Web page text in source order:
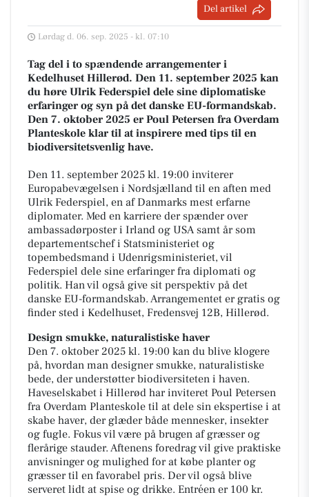
Del artikel
Lørdag d. 06. sep. 2025 - kl. 07:10
Tag del i to spændende arrangementer i
Kedelhuset Hillerød. Den 11. september 2025 kan
du høre Ulrik Federspiel dele sine diplomatiske
erfaringer og syn på det danske EU-formandskab.
Den 7. oktober 2025 er Poul Petersen fra Overdam
Planteskole klar til at inspirere med tips til en
biodiversitetsvenlig have.
Den 11. september 2025 kl. 19:00 inviterer
Europabevægelsen i Nordsjælland til en aften med
Ulrik Federspiel, en af Danmarks mest erfarne
diplomater. Med en karriere der spænder over
ambassadørposter i Irland og USA samt år som
departementschef i Statsministeriet og
topembedsmand i Udenrigsministeriet, vil
Federspiel dele sine erfaringer fra diplomati og
politik. Han vil også give sit perspektiv på det
danske EU-formandskab. Arrangementet er gratis og
finder sted i Kedelhuset, Fredensvej 12B, Hillerød.
Design smukke, naturalistiske haver
Den 7. oktober 2025 kl. 19:00 kan du blive klogere
på, hvordan man designer smukke, naturalistiske
bede, der understøtter biodiversiteten i haven.
Haveselskabet i Hillerød har inviteret Poul Petersen
fra Overdam Planteskole til at dele sin ekspertise i at
skabe haver, der glæder både mennesker, insekter
og fugle. Fokus vil være på brugen af græsser og
flerårige stauder. Aftenens foredrag vil give praktiske
anvisninger og mulighed for at købe planter og
græsser til en favorabel pris. Der vil også blive
serveret lidt at spise og drikke. Entréen er 100 kr.